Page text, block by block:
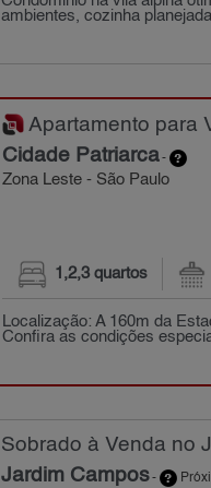
ambientes, cozinha
Apartamento para
Cidade Patriarca-
Zona Leste - São Paulo
1,2,3 quartos
Localização: A 160m da
Confira as condições
Sobrado à Venda no
Jardim Campos-